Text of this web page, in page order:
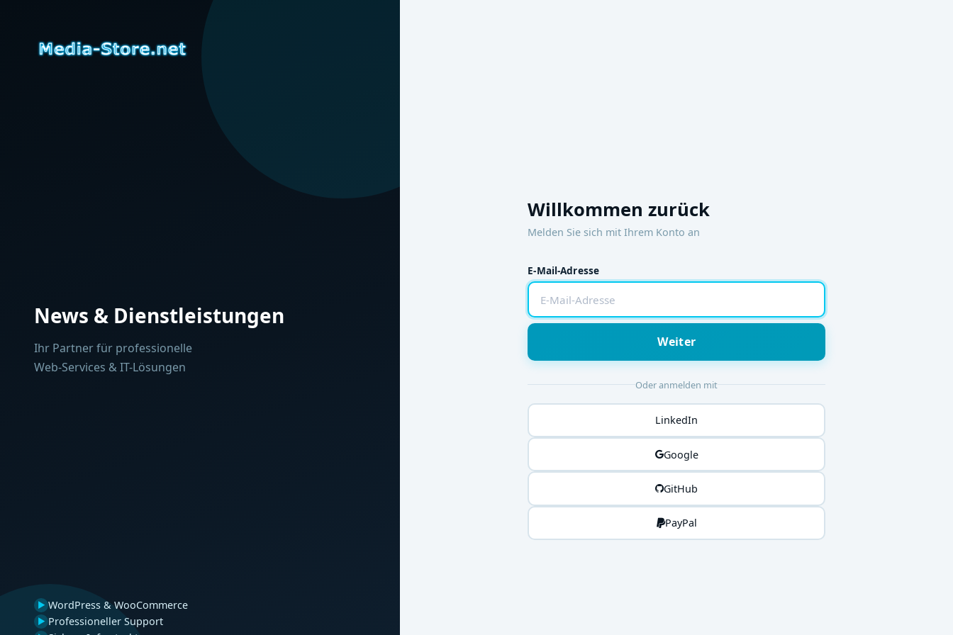
News & Dienstleistungen
Ihr Partner für professionelle
Web-Services & IT-Lösungen
▶ WordPress & WooCommerce
▶ Professioneller Support
Willkommen zurück
Melden Sie sich mit Ihrem Konto an
E-Mail-Adresse
Weiter
Oder anmelden mit
LinkedIn
Google
GitHub
PayPal